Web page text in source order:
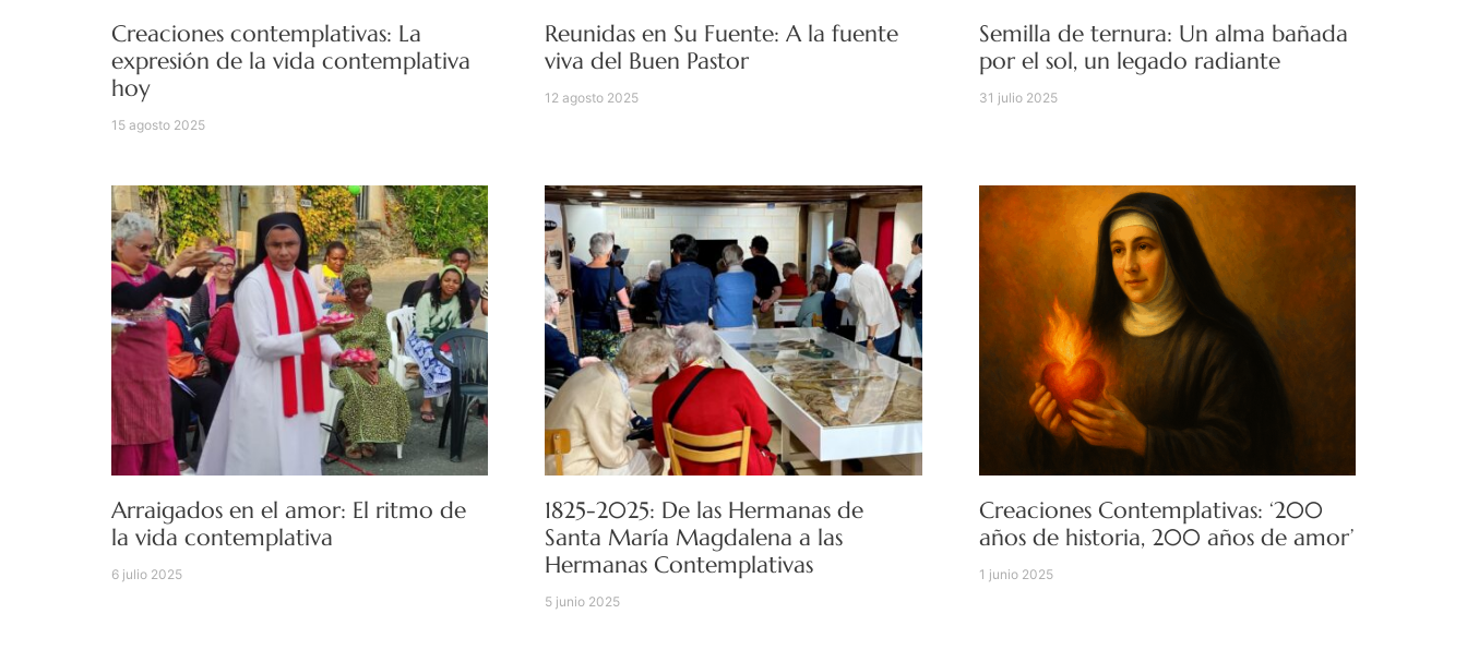
Creaciones contemplativas: La
expresión de la vida contemplativa
hoy
15 agosto 2025
Reunidas en Su Fuente: A la fuente
viva del Buen Pastor
12 agosto 2025
Semilla de ternura: Un alma bañada
por el sol, un legado radiante
31 julio 2025
Arraigados en el amor: El ritmo de
la vida contemplativa
6 julio 2025
1825-2025: De las Hermanas de
Santa María Magdalena a las
Hermanas Contemplativas
5 junio 2025
Creaciones Contemplativas: ‘200
años de historia, 200 años de amor’
1 junio 2025